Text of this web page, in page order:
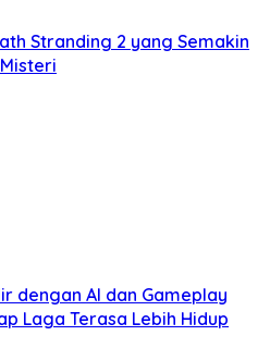
Stranding 2 yang Semakin
dengan AI dan Gameplay
Laga Terasa Lebih Hidup